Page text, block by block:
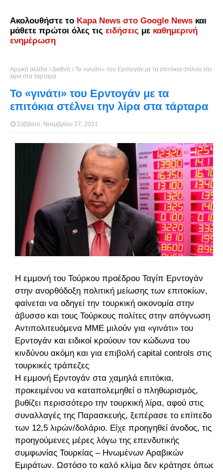
Ακολουθήστε το Kapa News στο Google News και
μάθετε πρώτοι όλες τις ειδήσεις με καθημερινή
ενημέρωση
Αρχική σελίδα Διεθνή
Το «γινάτι» του Ερντογάν με τα επιτόκια στέλνει την
λίρα στα τάρταρα
Το «γινάτι» του Ερντογάν με τα
επιτόκια στέλνει την λίρα στα τάρταρα
Σάββατο, Νοεμβρίου 27, 2021
Η εμμονή του Τούρκου προέδρου Ταγίπ Ερντογάν
στην ανορθόδοξη πολιτική μείωσης των επιτοκίων,
φαίνεται να οδηγεί την τουρκική οικονομία στην
άβυσσο και τους Τούρκους πολίτες στην απόγνωση -
Αντιπολιτευόμενα ΜΜΕ μιλούν για «γινάτι» του
Ερντογάν και ειδικοί κρούουν τον κώδωνα του
κινδύνου ακόμη και για επιβολή capital controls στις
τουρκικές τράπεζες
Η εμμονή Ερντογάν στα χαμηλά επιτόκια,
προκειμένου να καταπολεμηθεί ο πληθωρισμός,
βυθίζει περισσότερο την τουρκική λίρα, αφού στις
συναλλαγές της Παρασκευής, ξεπέρασε το επίπεδο
των 12,5 λιρών/δολάριο. Είχε προηγηθεί άνοδος, τις
προηγούμενες μέρες λόγω της επενδυτικής
συμφωνίας Τουρκίας – Ηνωμένων Αραβικών
Εμιράτων. Ωστόσο το καλό κλίμα δεν κράτησε όπως